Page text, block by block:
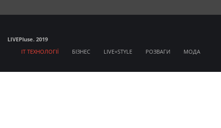
LIVEPluse. 2019
IT ТЕХНОЛОГІЇ
БІЗНЕС LIVE+STYLE РОЗВАГИ МОДА